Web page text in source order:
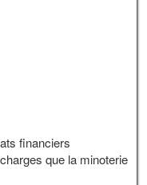
financiers
que la minoterie